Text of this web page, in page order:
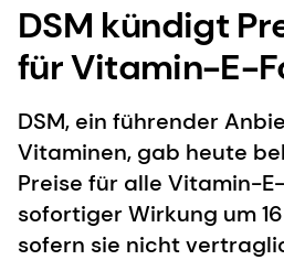
DSM kündigt
für Vitamin-E-
DSM, ein führender
Vitaminen, gab heute
Preise für alle Vitamin-
sofortiger Wirkung um
sofern sie nicht